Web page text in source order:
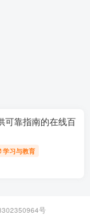
可靠指南的在线百
学习与教育
号